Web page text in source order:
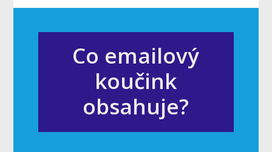
Co emailový
koučink
obsahuje?